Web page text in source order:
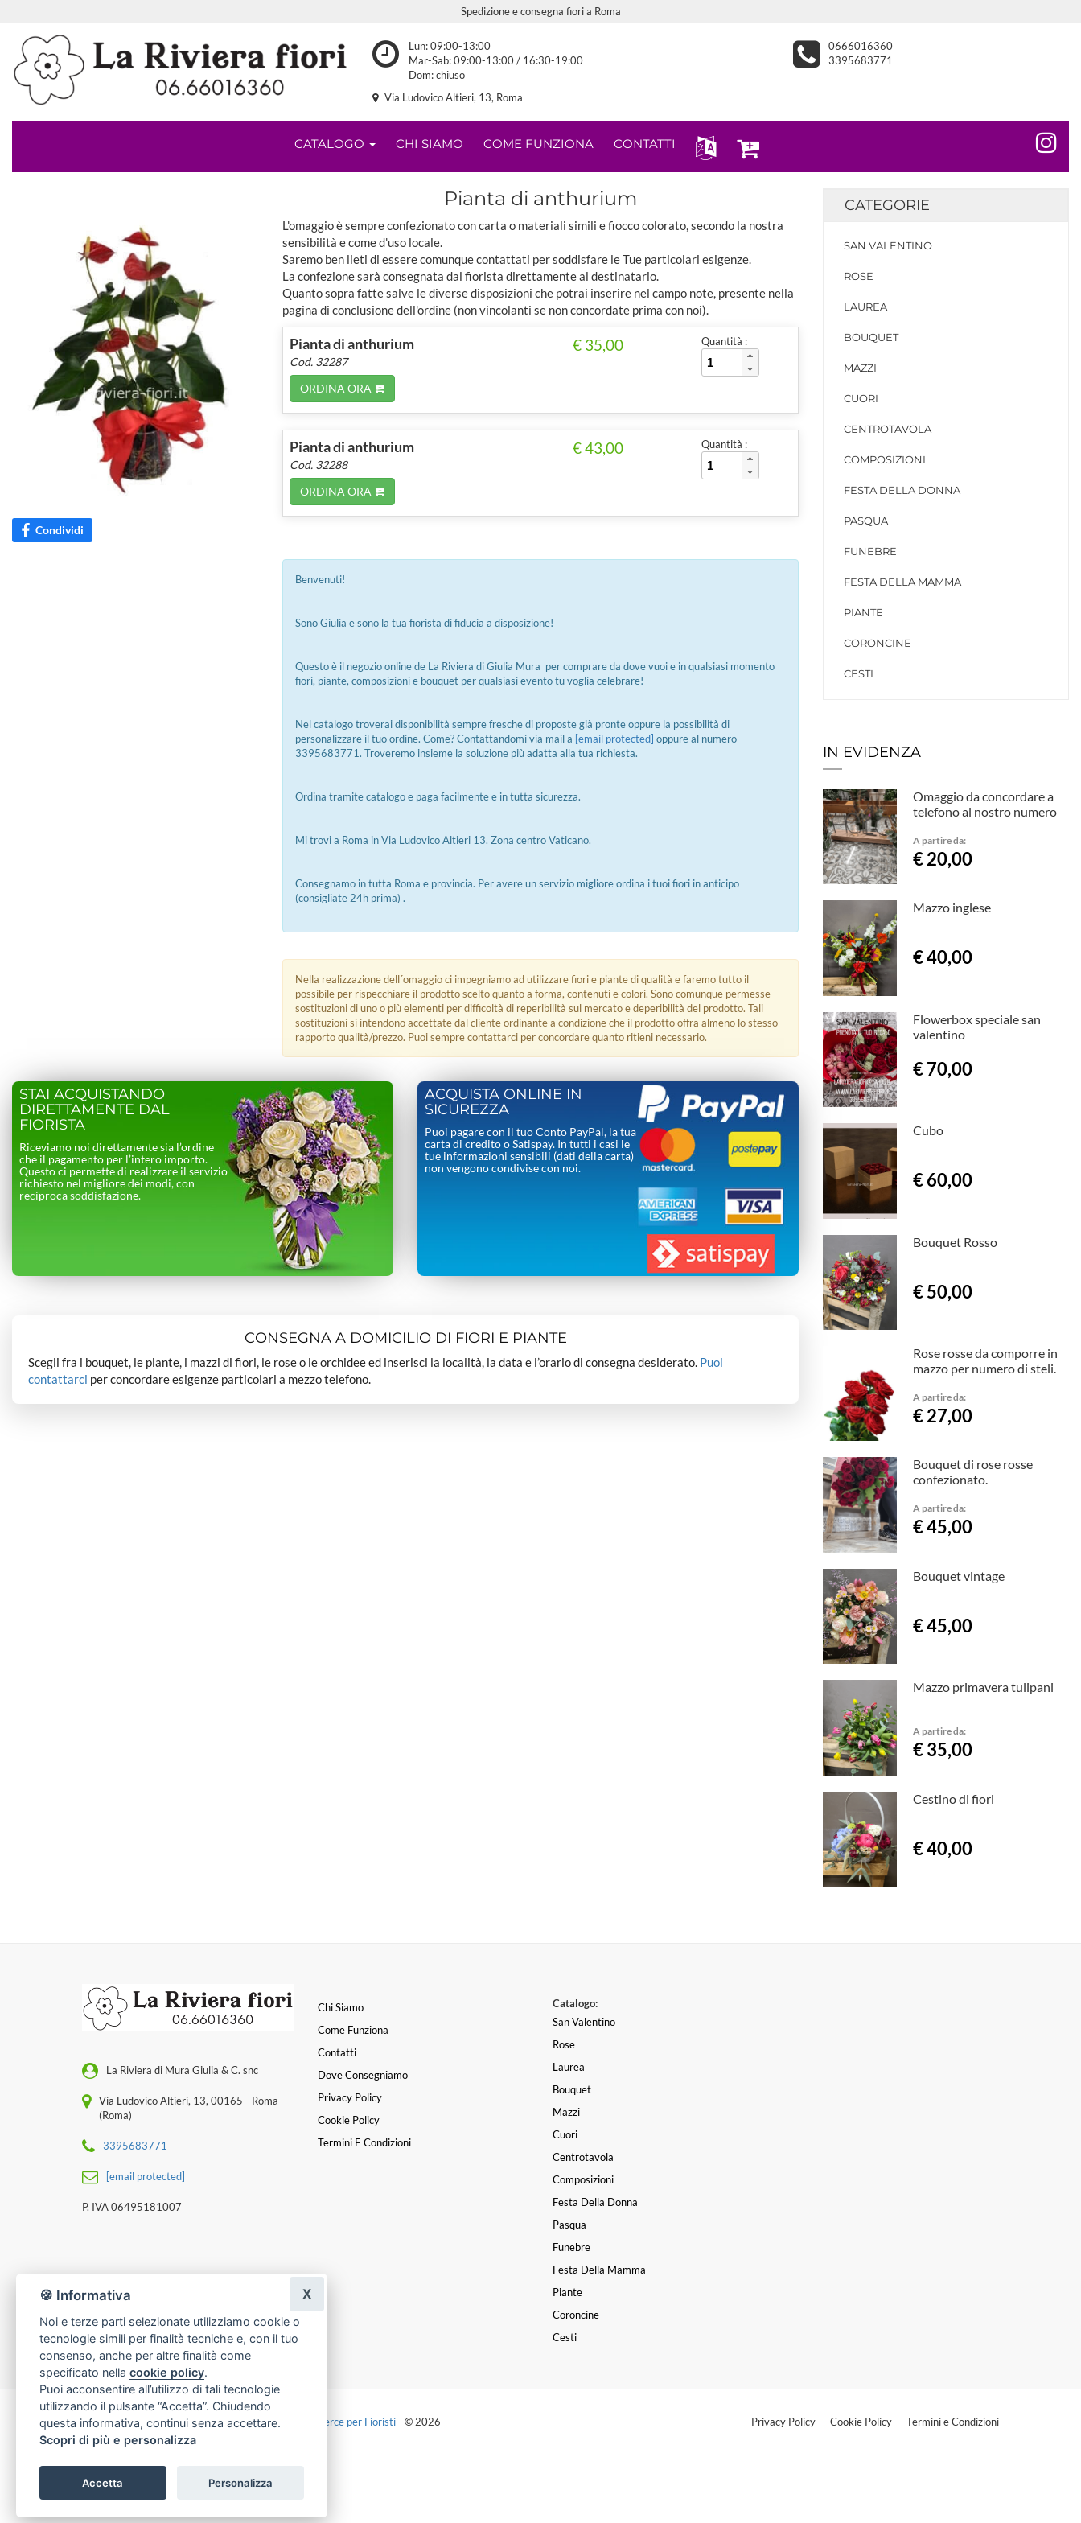
Spedizione e consegna fiori a Roma
Lun: 09:00-13:00
Mar-Sab: 09:00-13:00 / 16:30-19:00
Dom: chiuso
0666016360
3395683771
Via Ludovico Altieri, 13, Roma
CATALOGO CHI SIAMO COME FUNZIONA CONTATTI
Condividi
Pianta di anthurium
L'omaggio è sempre confezionato con carta o materiali simili e fiocco colorato, secondo la nostra
sensibilità e come d'uso locale.
Saremo ben lieti di essere comunque contattati per soddisfare le Tue particolari esigenze.
La confezione sarà consegnata dal fiorista direttamente al destinatario.
Quanto sopra fatte salve le diverse disposizioni che potrai inserire nel campo note, presente nella
pagina di conclusione dell'ordine (non vincolanti se non concordate prima con noi).
Pianta di anthurium
Cod. 32287
ORDINA ORA
€ 35,00 Quantità :
Pianta di anthurium
Cod. 32288
ORDINA ORA
€ 43,00 Quantità :
Benvenuti!
Sono Giulia e sono la tua fiorista di fiducia a disposizione!
Questo è il negozio online de La Riviera di Giulia Mura per comprare da dove vuoi e in qualsiasi momento
fiori, piante, composizioni e bouquet per qualsiasi evento tu voglia celebrare!
Nel catalogo troverai disponibilità sempre fresche di proposte già pronte oppure la possibilità di
personalizzare il tuo ordine. Come? Contattandomi via mail a [email protected] oppure al numero
3395683771. Troveremo insieme la soluzione più adatta alla tua richiesta.
Ordina tramite catalogo e paga facilmente e in tutta sicurezza.
Mi trovi a Roma in Via Ludovico Altieri 13. Zona centro Vaticano.
Consegnamo in tutta Roma e provincia. Per avere un servizio migliore ordina i tuoi fiori in anticipo
(consigliate 24h prima) .
Nella realizzazione dell´omaggio ci impegniamo ad utilizzare fiori e piante di qualità e faremo tutto il
possibile per rispecchiare il prodotto scelto quanto a forma, contenuti e colori. Sono comunque permesse
sostituzioni di uno o più elementi per difficoltà di reperibilità sul mercato e deperibilità del prodotto. Tali
sostituzioni si intendono accettate dal cliente ordinante a condizione che il prodotto offra almeno lo stesso
rapporto qualità/prezzo. Puoi sempre contattarci per concordare quanto ritieni necessario.
STAI ACQUISTANDO
DIRETTAMENTE DAL
FIORISTA
Riceviamo noi direttamente sia l’ordine
che il pagamento per l’intero importo.
Questo ci permette di realizzare il servizio
richiesto nel migliore dei modi, con
reciproca soddisfazione.
ACQUISTA ONLINE IN
SICUREZZA
Puoi pagare con il tuo Conto PayPal, la tua
carta di credito o Satispay. In tutti i casi le
tue informazioni sensibili (dati della carta)
non vengono condivise con noi.
CONSEGNA A DOMICILIO DI FIORI E PIANTE
Scegli fra i bouquet, le piante, i mazzi di fiori, le rose o le orchidee ed inserisci la località, la data e l’orario di consegna desiderato. Puoi
contattarci per concordare esigenze particolari a mezzo telefono.
CATEGORIE
SAN VALENTINO
ROSE
LAUREA
BOUQUET
MAZZI
CUORI
CENTROTAVOLA
COMPOSIZIONI
FESTA DELLA DONNA
PASQUA
FUNEBRE
FESTA DELLA MAMMA
PIANTE
CORONCINE
CESTI
IN EVIDENZA
Omaggio da concordare a
telefono al nostro numero
A partire da:
€ 20,00
Mazzo inglese
€ 40,00
Flowerbox speciale san
valentino
€ 70,00
Cubo
€ 60,00
Bouquet Rosso
€ 50,00
Rose rosse da comporre in
mazzo per numero di steli.
A partire da:
€ 27,00
Bouquet di rose rosse
confezionato.
A partire da:
€ 45,00
Bouquet vintage
€ 45,00
Mazzo primavera tulipani
A partire da:
€ 35,00
Cestino di fiori
€ 40,00
La Riviera di Mura Giulia & C. snc
Via Ludovico Altieri, 13, 00165 - Roma
(Roma)
3395683771
[email protected]
P. IVA 06495181007
Chi Siamo
Come Funziona
Contatti
Dove Consegniamo
Privacy Policy
Cookie Policy
Termini E Condizioni
Catalogo:
San Valentino
Rose
Laurea
Bouquet
Mazzi
Cuori
Centrotavola
Composizioni
Festa Della Donna
Pasqua
Funebre
Festa Della Mamma
Piante
Coroncine
Cesti
Made with byInfoser.it-Realizzazione Siti ecommerce per Fioristi- © 2026 Privacy Policy Cookie Policy Termini e Condizioni
🍪 Informativa
Noi e terze parti selezionate utilizziamo cookie o
tecnologie simili per finalità tecniche e, con il tuo
consenso, anche per altre finalità come
specificato nella cookie policy.
Puoi acconsentire all’utilizzo di tali tecnologie
utilizzando il pulsante “Accetta”. Chiudendo
questa informativa, continui senza accettare.
Scopri di più e personalizza
Accetta Personalizza
X